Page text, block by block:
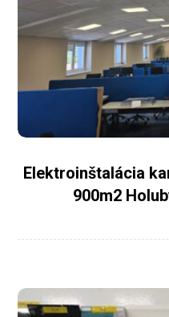
Elektroinštalácia
900m2